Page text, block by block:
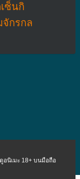
ซ็นกิ
จักรกล
อนิเมะ 18+ บนมือถือ